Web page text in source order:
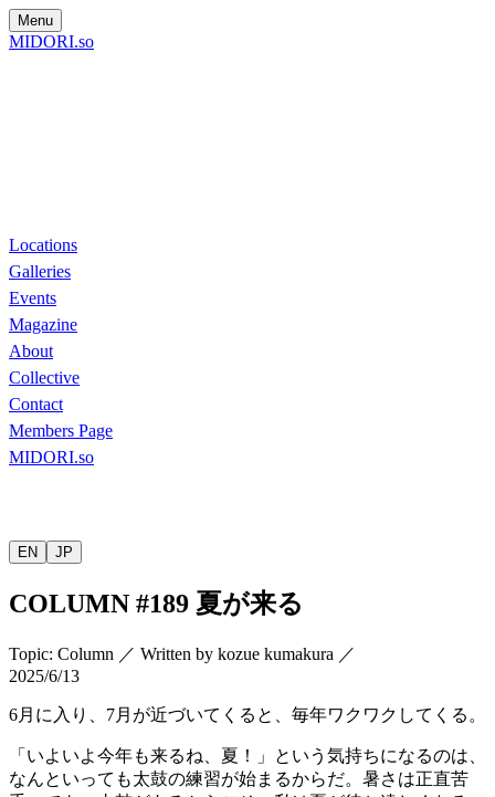
Menu
MIDORI.so
Locations
Galleries
Events
Magazine
About
Collective
Contact
Members Page
MIDORI.so
EN JP
COLUMN #189 夏が来る
Topic: Column ／ Written by kozue kumakura ／
2025/6/13
6月に入り、 7月が近づいてくると、毎年ワクワクしてくる。
「いよいよ今年も来るね、夏！」という気持ちになるのは、
なんといっても太鼓の練習が始まるからだ。暑さは正直苦